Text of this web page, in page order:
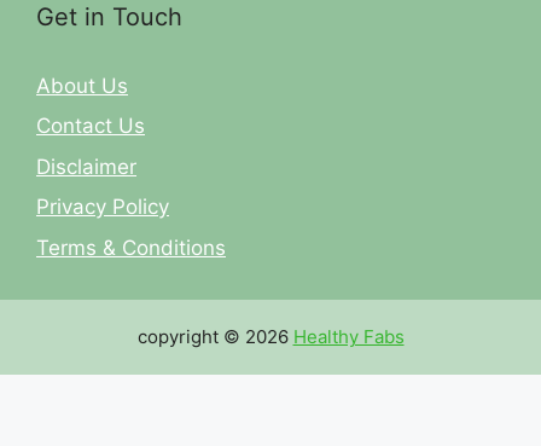
Get in Touch
About Us
Contact Us
Disclaimer
Privacy Policy
Terms & Conditions
copyright © 2026 Healthy Fabs